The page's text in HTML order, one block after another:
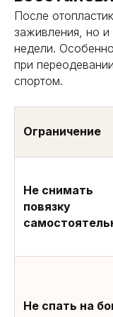
После
заживления, но и
недели.
при
спортом.
Ограничение
Не снимать
повязку
Не спать на